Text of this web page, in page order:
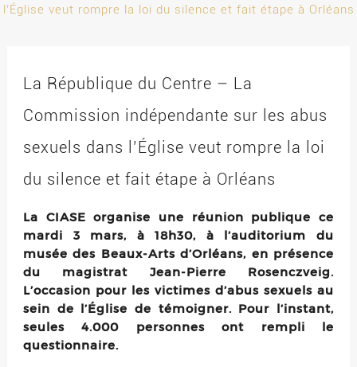
l’Église veut rompre la loi du silence et fait étape à Orléans
La République du Centre – La
Commission indépendante sur les abus
sexuels dans l’Église veut rompre la loi
du silence et fait étape à Orléans
La CIASE organise une réunion publique ce
mardi 3 mars, à 18h30, à l’auditorium du
musée des Beaux-Arts d’Orléans, en présence
du magistrat Jean-Pierre Rosenczveig.
L’occasion pour les victimes d’abus sexuels au
sein de l’Église de témoigner. Pour l’instant,
seules 4.000 personnes ont rempli le
questionnaire.